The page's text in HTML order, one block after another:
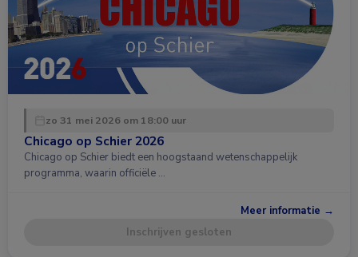
zo 31 mei 2026 om 18:00 uur
Chicago op Schier 2026
Chicago op Schier biedt een hoogstaand wetenschappelijk
programma, waarin officiële …
Meer informatie →
Inschrijven gesloten